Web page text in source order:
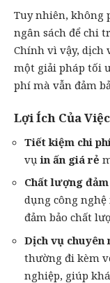
Tuy nhiên, không
ngân sách để chi
Chính vì vậy, dịch
một giải pháp tối
phí mà vẫn đảm
Lợi Ích Của
Tiết kiệm chi
vụin ấn giá rẻ
Chất lượng
dụng công
đảm bảo chất
Dịch vụ chuyên
thường đi kèm
nghiệp, giúp